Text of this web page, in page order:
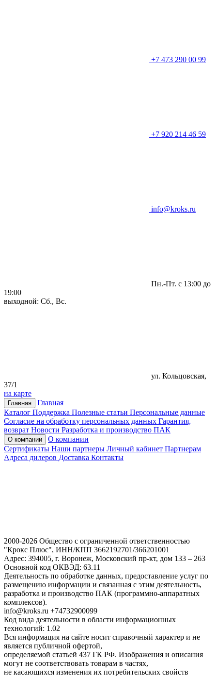
+7 473 290 00 99
+7 920 214 46 59
info@kroks.ru
Пн.-Пт. с 13:00 до
19:00
выходной: Сб., Вс.
ул. Кольцовская,
37/1
на карте
Главная
Главная
Каталог Поддержка Полезные статьи Персональные данные
Согласие на обработку персональных данных Гарантия,
возврат Новости Разработка и производство ПАК
О компании
О компании
Сертификаты Наши партнеры Личный кабинет Партнерам
Адреса дилеров Доставка Контакты
2000-2026 Общество с ограниченной ответственностью
"Крокс Плюс", ИНН/КПП 3662192701/366201001
Адрес: 394005, г. Воронеж, Московский пр-кт, дом 133 – 263
Основной код ОКВЭД: 63.11
Деятельность по обработке данных, предоставление услуг по
размещению информации и связанная с этим деятельность,
разработка и производство ПАК (программно-аппаратных
комплексов).
info@kroks.ru +74732900099
Код вида деятельности в области информационных
технологий: 1.02
Вся информация на сайте носит справочный характер и не
является публичной офертой,
определяемой статьей 437 ГК РФ. Изображения и описания
могут не соответствовать товарам в частях,
не касающихся изменения их потребительских свойств